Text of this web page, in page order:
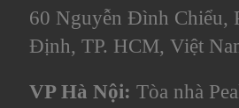
60 Nguyễn Đình Chiểu,
Định, TP. HCM, Việt
VP Hà Nội: Tòa nhà